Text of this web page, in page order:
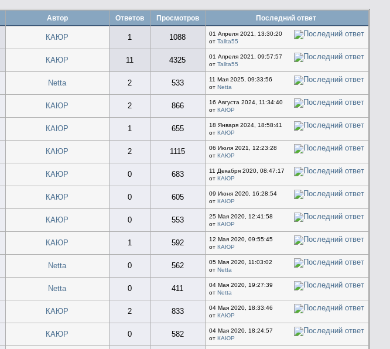
Автор Ответов Просмотров Последний ответ
КАЮР 1 1088
01 Апреля 2021, 13:30:20
отTallta55
КАЮР 11 4325
01 Апреля 2021, 09:57:57
отTallta55
Netta 2 533
11 Мая 2025, 09:33:56
отNetta
КАЮР 2 866
16 Августа 2024, 11:34:40
отКАЮР
КАЮР 1 655
18 Января 2024, 18:58:41
отКАЮР
КАЮР 2 1115
06 Июля 2021, 12:23:28
отКАЮР
КАЮР 0 683
11 Декабря 2020, 08:47:17
отКАЮР
КАЮР 0 605
09 Июня 2020, 16:28:54
отКАЮР
КАЮР 0 553
25 Мая 2020, 12:41:58
отКАЮР
КАЮР 1 592
12 Мая 2020, 09:55:45
отКАЮР
Netta 0 562
05 Мая 2020, 11:03:02
отNetta
Netta 0 411
04 Мая 2020, 19:27:39
отNetta
КАЮР 2 833
04 Мая 2020, 18:33:46
отКАЮР
КАЮР 0 582
04 Мая 2020, 18:24:57
отКАЮР